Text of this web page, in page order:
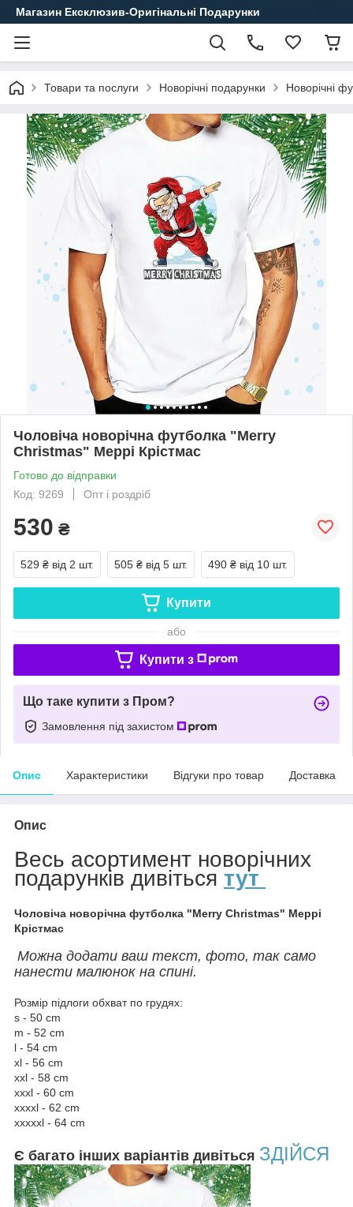
Магазин Ексклюзив-Оригінальні Подарунки
Товари та послуги Новорічні подарунки Новорічні
Чоловіча новорічна футболка "Merry
Christmas" Меррі Крістмас
Готово до відправки
Код: 9269
Опт і роздріб
530 ₴
529 ₴ від 2 шт. 505 ₴ від 5 шт. 490 ₴ від 10 шт.
Купити
або
Купити з
Що таке купити з Пром?
Замовлення під захистом
Опис Характеристики Відгуки про товар Доставка
Опис
Весь асортимент новорічних
подарунків дивіться тут
Чоловіча новорічна футболка "Merry Christmas" Меррі
Крістмас
Можна додати ваш текст, фото, так само
нанести малюнок на спині.
Розмір підлоги обхват по грудях:
s - 50 cm
m - 52 cm
l - 54 cm
xl - 56 cm
xxl - 58 cm
xxxl - 60 cm
xxxxl - 62 cm
xxxxxl - 64 cm
Є багато інших варіантів дивіться ЗДІЙСЯ